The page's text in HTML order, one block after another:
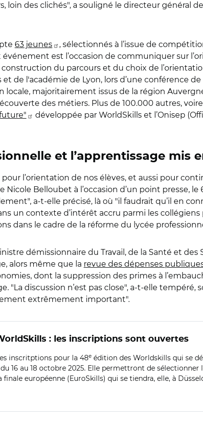
loin des clichés", a souligné le directeur général
63 jeunes
, sélectionnés à l’issue de
est l’occasion de communiquer sur
du parcours et du choix de
de l'académie de Lyon, lors d’une conférence
locale, majoritairement issus de la région
des métiers. Plus de 100.000 autres,
développée par WorldSkills et l’Onisep
et l’apprentissage mis
l’orientation de nos élèves, et aussi pour
Nicole Belloubet à l’occasion d’un point presse,
a-t-elle précisé, là où "il faudrait qu’il en
un contexte d’intérêt accru parmi les
dans le cadre de la réforme du lycée
démissionnaire du Travail, de la Santé et
alors même que la revue des dépenses
dont la suppression des primes à
"La discussion n’est pas close", a-t-elle
extrêmement important".
: les inscriptions sont ouvertes
inscritptions pour la 48e édition des Worldskills qui se
16 au 18 octobre 2025. Elle permettront de
finale européenne (EuroSkills) qui se tiendra, elle, à